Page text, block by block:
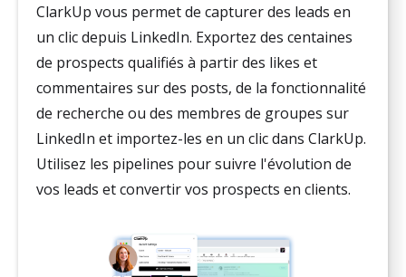
ClarkUp vous permet de capturer des leads en
un clic depuis LinkedIn. Exportez des centaines
de prospects qualifiés à partir des likes et
commentaires sur des posts, de la fonctionnalité
de recherche ou des membres de groupes sur
LinkedIn et importez-les en un clic dans ClarkUp.
Utilisez les pipelines pour suivre l'évolution de
vos leads et convertir vos prospects en clients.